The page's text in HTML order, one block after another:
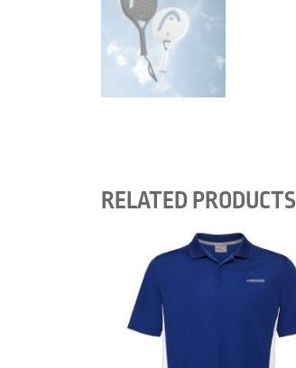
RELATED PRODUCTS